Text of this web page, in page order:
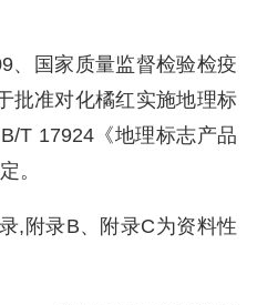
、国家质量监督检验检疫
批准对化橘红实施地理标
T 17924《地理标志产品
。
,附录B、附录C为资料性